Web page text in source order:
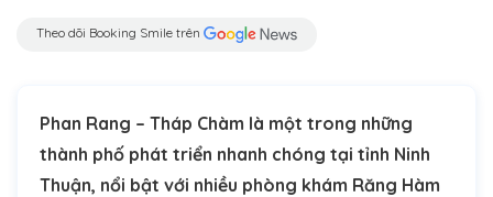
Theo dõi Booking Smile trên
Phan Rang – Tháp Chàm là một trong những
thành phố phát triển nhanh chóng tại tỉnh Ninh
Thuận, nổi bật với nhiều phòng khám Răng Hàm